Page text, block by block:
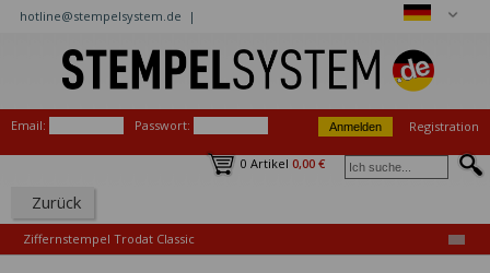
hotline@stempelsystem.de |
Email: Passwort: Registration
0 Artikel 0,00 €
Zurück
Ziffernstempel Trodat Classic